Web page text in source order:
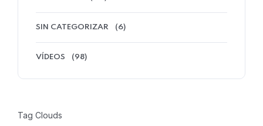
SIN CATEGORIZAR (6)
VÍDEOS (98)
Tag Clouds